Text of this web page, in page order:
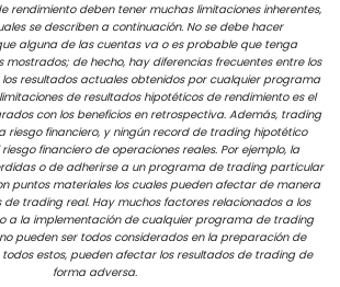
rendimiento deben tener muchas limitaciones inherentes,
se describen a continuación. No se debe hacer
alguna de las cuentas va o es probable que tenga
mostrados; de hecho, hay diferencias frecuentes entre los
resultados actuales obtenidos por cualquier programa
de resultados hipotéticos de rendimiento es el
con los beneficios en retrospectiva. Además, trading
riesgo financiero, y ningún record de trading hipotético
financiero de operaciones reales. Por ejemplo, la
o de adherirse a un programa de trading particular
puntos materiales los cuales pueden afectar de manera
trading real. Hay muchos factores relacionados a los
a la implementación de cualquier programa de trading
pueden ser todos considerados en la preparación de
estos, pueden afectar los resultados de trading de
forma adversa.